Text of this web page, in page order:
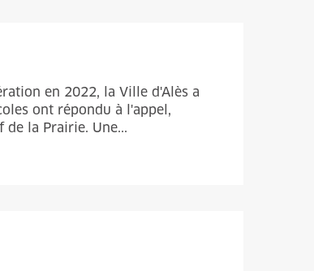
en 2022, la Ville d'Alès a
ont répondu à l'appel,
la Prairie. Une...